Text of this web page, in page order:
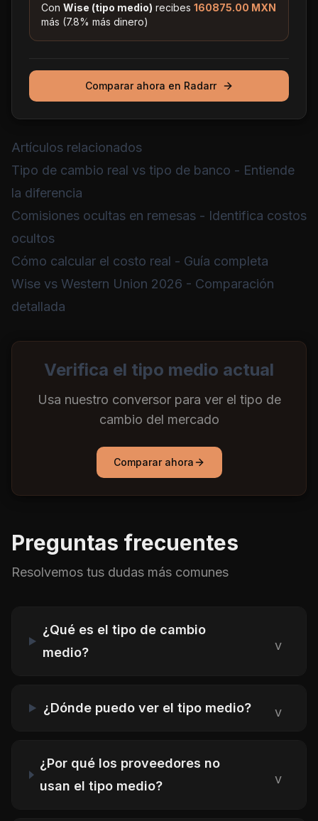
Con Wise (tipo medio) recibes 160875.00 MXN
más (7.8% más dinero)
Comparar ahora en Radarr
Artículos relacionados
Tipo de cambio real vs tipo de banco - Entiende
la diferencia
Comisiones ocultas en remesas - Identifica costos
ocultos
Cómo calcular el costo real - Guía completa
Wise vs Western Union 2026 - Comparación
detallada
Verifica el tipo medio actual
Usa nuestro conversor para ver el tipo de
cambio del mercado
Comparar ahora
Preguntas frecuentes
Resolvemos tus dudas más comunes
¿Qué es el tipo de cambio
medio?
v
¿Dónde puedo ver el tipo medio? v
¿Por qué los proveedores no
usan el tipo medio?
v